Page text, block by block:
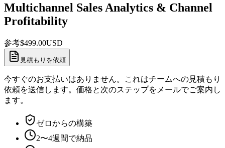
Multichannel Sales Analytics & Channel
Profitability
参考$499.00USD
見積もりを依頼
今すぐのお支払いはありません。これはチームへの見積もり
依頼を送信します。価格と次のステップをメールでご案内し
ます。
ゼロからの構築
2〜4週間で納品